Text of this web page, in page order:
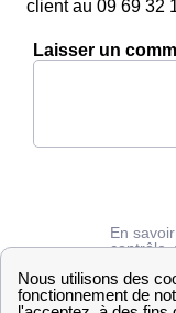
client au 09 69 32
Laisser un
En
contrôle,